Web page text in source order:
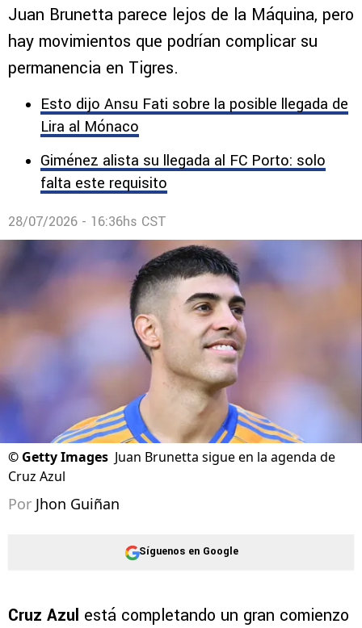
Juan Brunetta parece lejos de la Máquina, pero
hay movimientos que podrían complicar su
permanencia en Tigres.
Esto dijo Ansu Fati sobre la posible llegada de
Lira al Mónaco
Giménez alista su llegada al FC Porto: solo
falta este requisito
28/07/2026 - 16:36hs CST
© Getty Images Juan Brunetta sigue en la agenda de
Cruz Azul
Por Jhon Guiñan
Síguenos en Google
Cruz Azul está completando un gran comienzo